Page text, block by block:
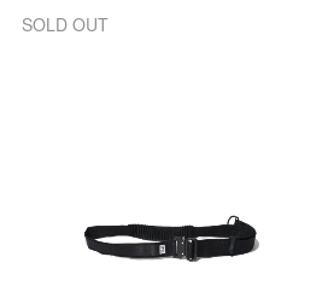
SOLD OUT